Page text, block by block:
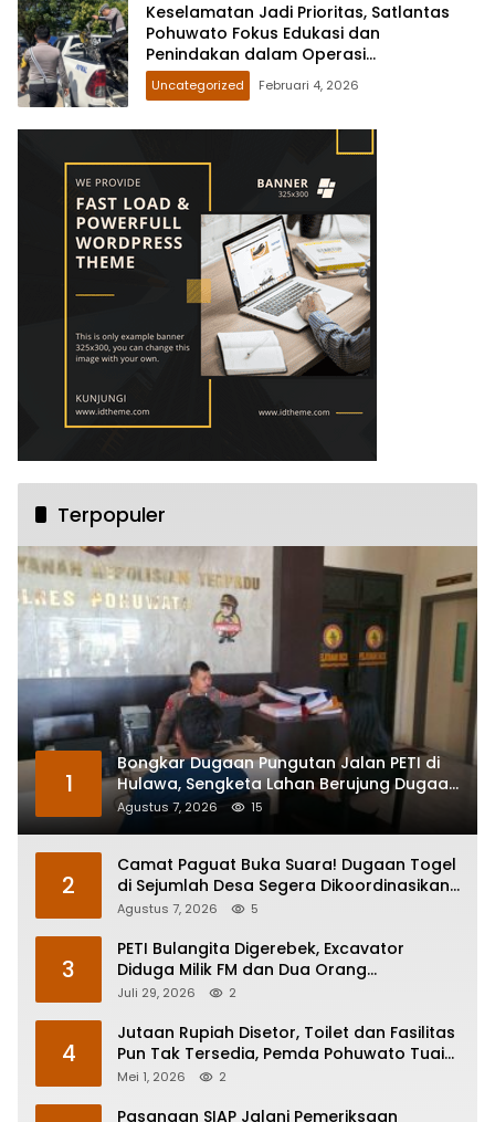
Keselamatan Jadi Prioritas, Satlantas
Pohuwato Fokus Edukasi dan
Penindakan dalam Operasi
Keselamatan Otanaha 2026
Uncategorized Februari 4, 2026
Terpopuler
1
Bongkar Dugaan Pungutan Jalan PETI di
Hulawa, Sengketa Lahan Berujung Dugaan
Pengeroyokan
Agustus 7, 2026 15
2
Camat Paguat Buka Suara! Dugaan Togel
di Sejumlah Desa Segera Dikoordinasikan
ke Polisi
Agustus 7, 2026 5
3
PETI Bulangita Digerebek, Excavator
Diduga Milik FM dan Dua Orang
Diamankan
Juli 29, 2026 2
4
Jutaan Rupiah Disetor, Toilet dan Fasilitas
Pun Tak Tersedia, Pemda Pohuwato Tuai
Keluhan
Mei 1, 2026 2
Pasangan SIAP Jalani Pemeriksaan